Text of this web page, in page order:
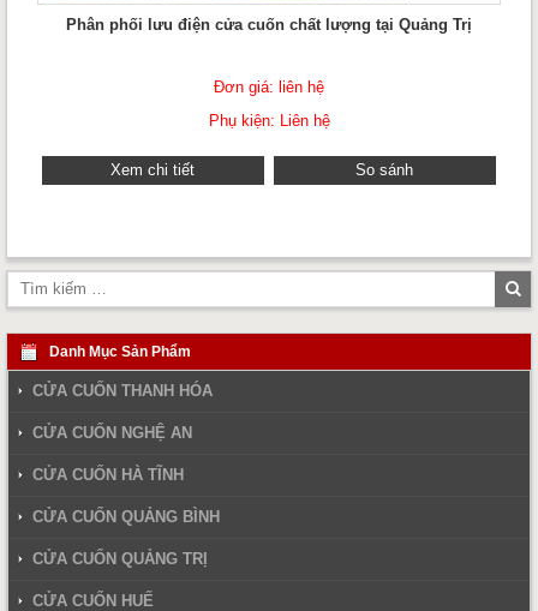
Phân phối lưu điện cửa cuốn chất lượng tại Quảng Trị
Đơn giá: liên hệ
Phụ kiện: Liên hệ
Xem chi tiết So sánh
Danh Mục Sản Phẩm
CỬA CUỐN THANH HÓA
CỬA CUỐN NGHỆ AN
CỬA CUỐN HÀ TĨNH
CỬA CUỐN QUẢNG BÌNH
CỬA CUỐN QUẢNG TRỊ
CỬA CUỐN HUẾ